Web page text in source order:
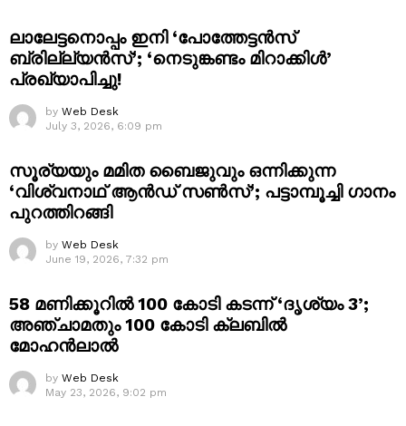
ലാലേട്ടനൊപ്പം ഇനി ‘പോത്തേട്ടൻസ്
ബ്രില്ല്യൻസ്’; ‘നെടുങ്കണ്ടം മിറാക്കിൾ’
പ്രഖ്യാപിച്ചു!
by Web Desk
July 3, 2026, 6:09 pm
സൂര്യയും മമിത ബൈജുവും ഒന്നിക്കുന്ന
‘വിശ്വനാഥ് ആൻഡ് സൺസ്’; പട്ടാമ്പൂച്ചി ഗാനം
പുറത്തിറങ്ങി
by Web Desk
June 19, 2026, 7:32 pm
58 മണിക്കൂറിൽ 100 കോടി കടന്ന് ‘ദൃശ്യം 3’;
അഞ്ചാമതും 100 കോടി ക്ലബിൽ
മോഹൻലാൽ
by Web Desk
May 23, 2026, 9:02 pm